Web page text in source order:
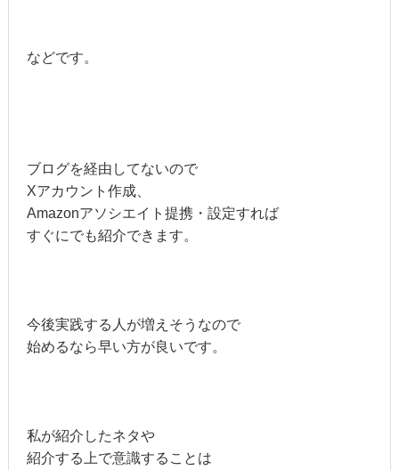
などです。
ブログを経由してないので
Xアカウント作成、
Amazonアソシエイト提携・設定すれば
すぐにでも紹介できます。
今後実践する人が増えそうなので
始めるなら早い方が良いです。
私が紹介したネタや
紹介する上で意識することは